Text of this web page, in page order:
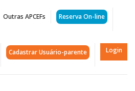
Outras APCEFs Reserva On-line
Cadastrar Usuário-parente Login